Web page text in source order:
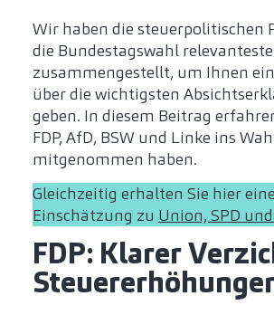
Wir haben die steuerpolitischen
die Bundestagswahl
zusammengestellt, um Ihnen
über die wichtigsten
geben. In diesem Beitrag
FDP, AfD, BSW und Linke ins
mitgenommen haben.
Gleichzeitig erhalten Sie hier
Einschätzung zu Union, SPD
FDP: Klarer